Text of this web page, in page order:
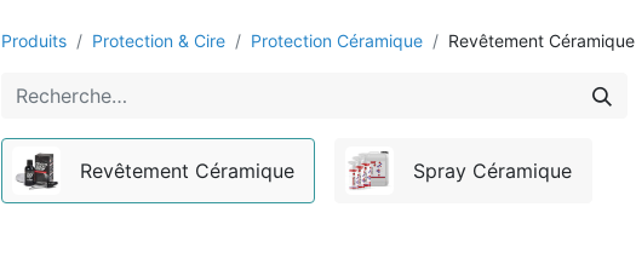
Produits Protection & Cire Protection Céramique Revêtement Céramique
Revêtement Céramique Spray Céramique